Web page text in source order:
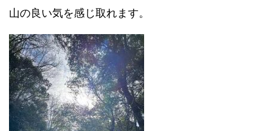
山の良い気を感じ取れます。